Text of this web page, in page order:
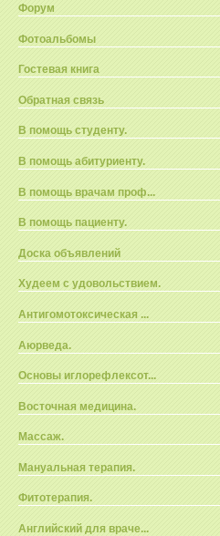
Форум
Фотоальбомы
Гостевая книга
Обратная связь
В помощь студенту.
В помощь абитуриенту.
В помощь врачам проф...
В помощь пациенту.
Доска объявлений
Худеем с удовольствием.
Антигомотоксическая ...
Аюрведа.
Основы иглорефлексот...
Восточная медицина.
Массаж.
Мануальная терапия.
Фитотерапия.
Английский для враче...